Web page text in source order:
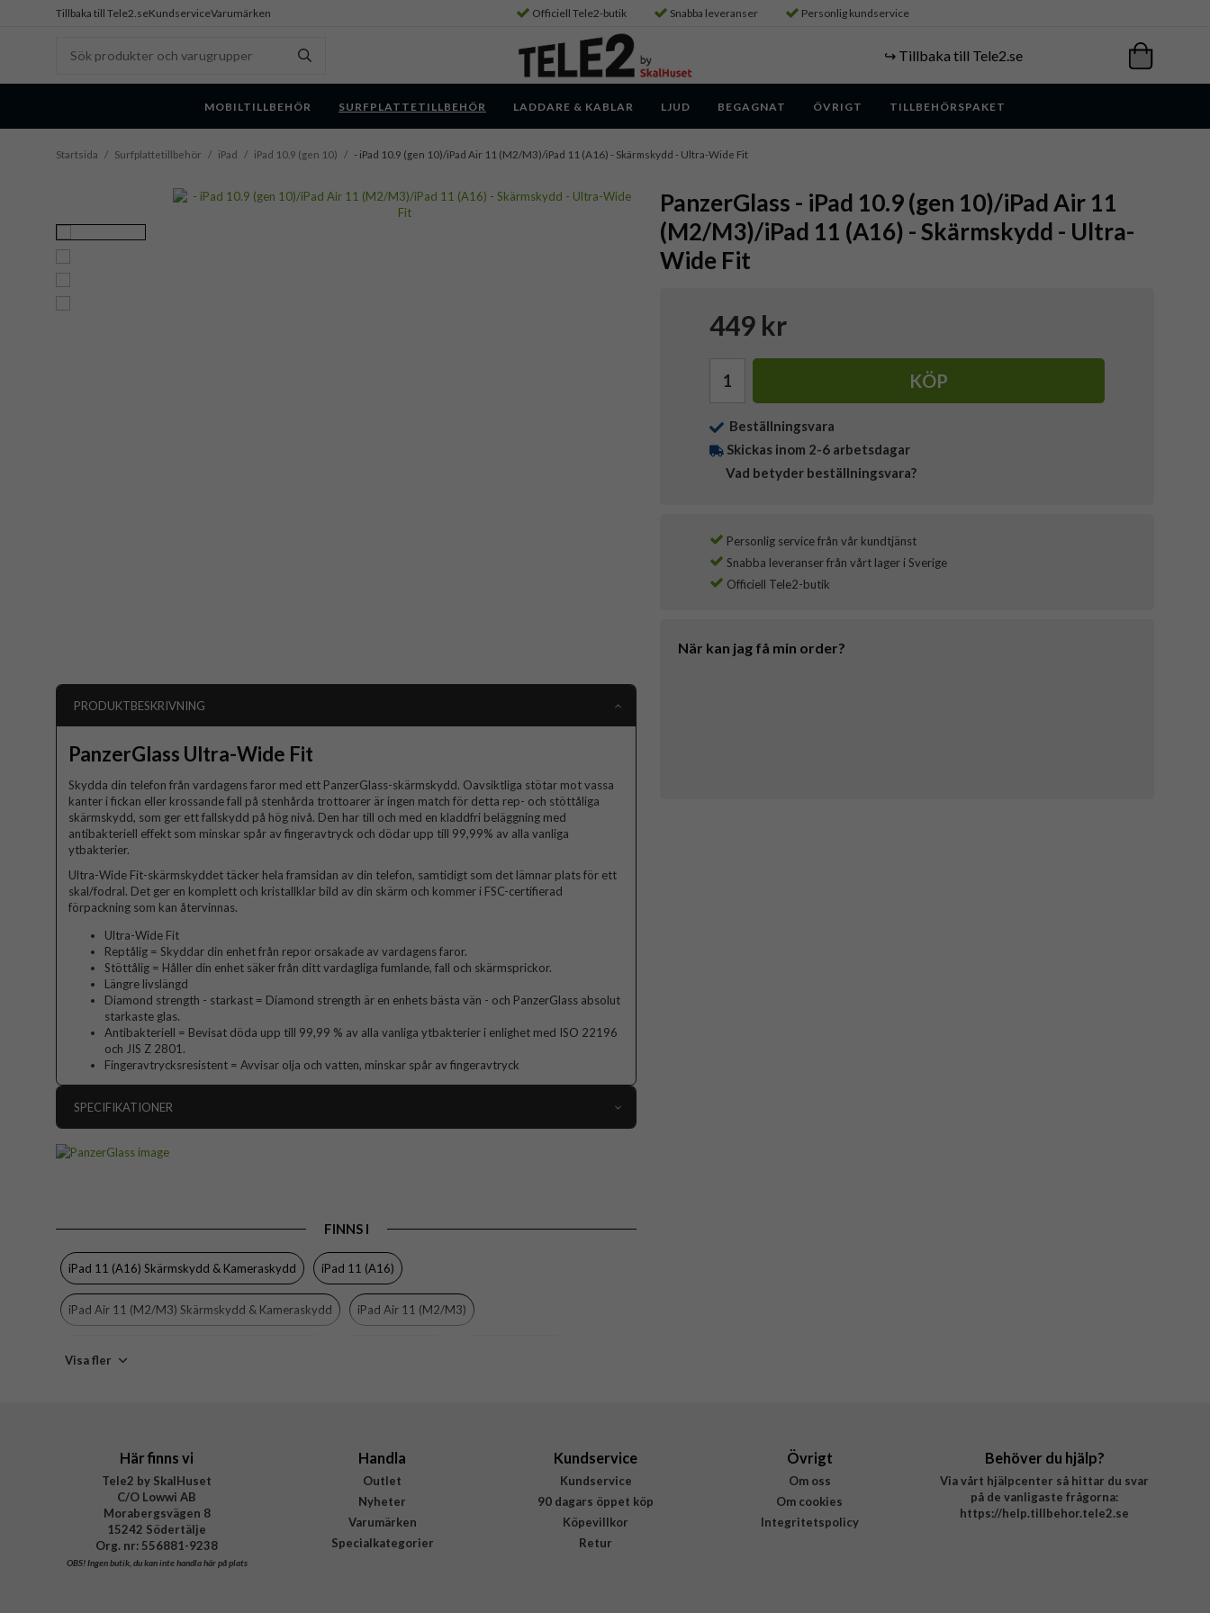
Tillbaka till Tele2.seKundserviceVarumärken Officiell Tele2-butik Snabba leveranser Personlig kundservice
↪️ Tillbaka till Tele2.se
MOBILTILLBEHÖR SURFPLATTETILLBEHÖR LADDARE & KABLAR LJUD BEGAGNAT ÖVRIGT TILLBEHÖRSPAKET
Startsida / Surfplattetillbehör / iPad / iPad 10.9 (gen 10) / - iPad 10.9 (gen 10)/iPad Air 11 (M2/M3)/iPad 11 (A16) - Skärmskydd - Ultra-Wide Fit
PanzerGlass - iPad 10.9 (gen 10)/iPad Air 11
(M2/M3)/iPad 11 (A16) - Skärmskydd - Ultra-
Wide Fit
449 kr
KÖP
Beställningsvara
Skickas inom 2-6 arbetsdagar
Vad betyder beställningsvara?
Personlig service från vår kundtjänst
Snabba leveranser från vårt lager i Sverige
Officiell Tele2-butik
När kan jag få min order?
PRODUKTBESKRIVNING
PanzerGlass Ultra-Wide Fit
Skydda din telefon från vardagens faror med ett PanzerGlass-skärmskydd. Oavsiktliga stötar mot vassa
kanter i fickan eller krossande fall på stenhårda trottoarer är ingen match för detta rep- och stöttåliga
skärmskydd, som ger ett fallskydd på hög nivå. Den har till och med en kladdfri beläggning med
antibakteriell effekt som minskar spår av fingeravtryck och dödar upp till 99,99% av alla vanliga
ytbakterier.
Ultra-Wide Fit-skärmskyddet täcker hela framsidan av din telefon, samtidigt som det lämnar plats för ett
skal/fodral. Det ger en komplett och kristallklar bild av din skärm och kommer i FSC-certifierad
förpackning som kan återvinnas.
Ultra-Wide Fit
Reptålig = Skyddar din enhet från repor orsakade av vardagens faror.
Stöttålig = Håller din enhet säker från ditt vardagliga fumlande, fall och skärmsprickor.
Längre livslängd
Diamond strength - starkast = Diamond strength är en enhets bästa vän - och PanzerGlass absolut
starkaste glas.
Antibakteriell = Bevisat döda upp till 99,99 % av alla vanliga ytbakterier i enlighet med ISO 22196
och JIS Z 2801.
Fingeravtrycksresistent = Avvisar olja och vatten, minskar spår av fingeravtryck
SPECIFIKATIONER
Egenskaper
Case friendly
Färg
Material
Varumärke
FINNS I
iPad 11 (A16) Skärmskydd & Kameraskydd iPad 11 (A16)
iPad Air 11 (M2/M3) Skärmskydd & Kameraskydd iPad Air 11 (M2/M3)
Visa fler
Här finns vi
Tele2 by SkalHuset
C/O Lowwi AB
Morabergsvägen 8
15242 Södertälje
Org. nr: 556881-9238
OBS!Ingen butik, du kan inte handla här på plats
Handla
Outlet
Nyheter
Varumärken
Specialkategorier
Kundservice
Kundservice
90 dagars öppet köp
Köpevillkor
Retur
Övrigt
Om oss
Om cookies
Integritetspolicy
Behöver du hjälp?
Via vårt hjälpcenter så hittar du svar
på de vanligaste frågorna:
https://help.tillbehor.tele2.se